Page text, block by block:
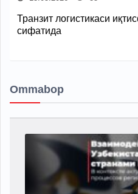
Транзит логистикаси
сифатида
Ommabop